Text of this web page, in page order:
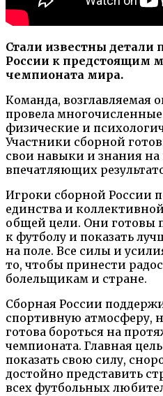
Стали известны детали
России к предстоящим
чемпионата мира.
Команда, возглавляемая
провела
физические и
Участники сборной
свои навыки и знания на
впечатляющих
Игроки сборной России
единства и
общей цели. Они готовы
к футболу и показать
на поле. Все силы и
то, чтобы принести
болельщикам и стране.
Сборная России
спортивную атмосферу,
готова бороться на
чемпионата. Главная
показать свою силу,
достойно представить
всех футбольных